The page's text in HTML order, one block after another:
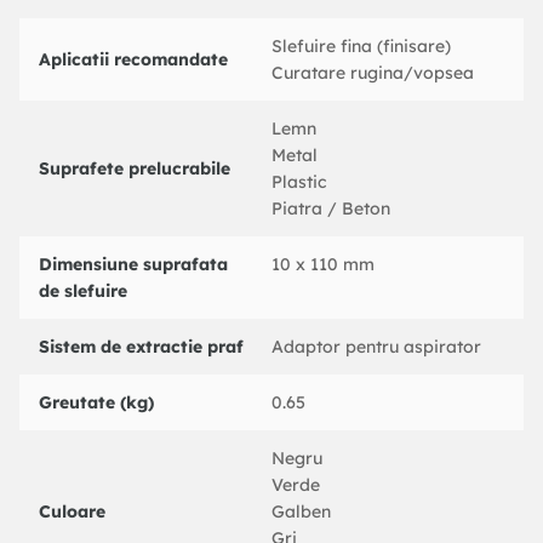
Nivelul zgomotului emis Lwa: 103 dB(A), Incertitudine
Aplicatii recomandate
Slefuire fina (finisare)
Curatare rugina/vopsea
Suprafete prelucrabile
Lemn
Metal
Plastic
Piatra / Beton
Dimensiune suprafata
de slefuire
10 x 110 mm
Sistem de extractie praf Adaptor pentru aspirator
Greutate (kg) 0.65
Culoare
Negru
Verde
Galben
Gri